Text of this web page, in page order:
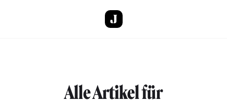
Alle Artikel für